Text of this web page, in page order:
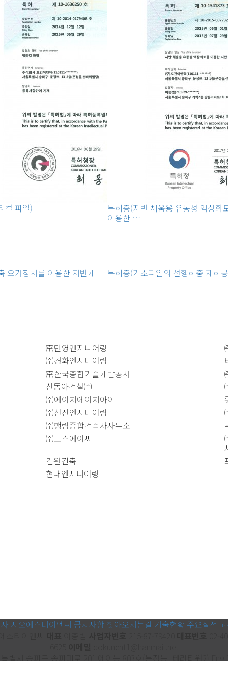
컬 파일) 특허증(지반 채움용 유동성 액상화
이용한 …
오거장치를 이용한 지반개 특허증(기초파일의 선행하중 재하
㈜만영엔지니어링
㈜경화엔지니어링
㈜한국종합기술개발공사
신동아건설㈜
㈜에이치에이치아이
㈜선진엔지니어링
㈜행림종합건축사사무소
㈜포스에이씨
건원건축
현대엔지니어링
지오에스티이엔씨 공지사항 찾아오시는길 기술현황 주요실적
별시 송파구 송파대로 201,에이동 803호(문정동, 테라타워2)